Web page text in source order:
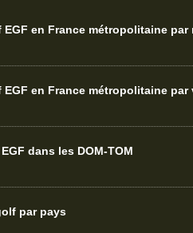
EGF en France métropolitaine par
EGF en France métropolitaine par
dans les DOM-TOM
par pays